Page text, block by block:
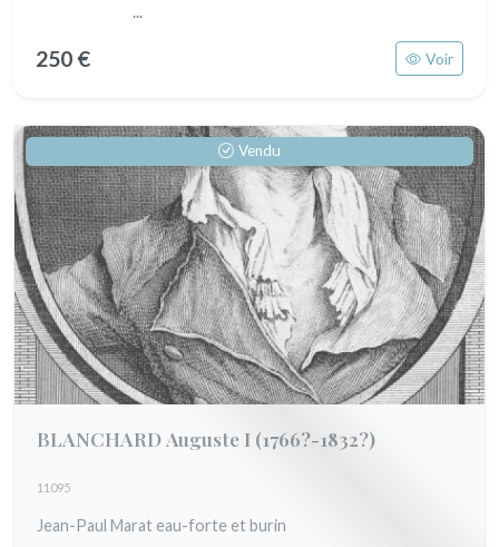
...
250 € Voir
Vendu
BLANCHARD Auguste I (1766?-1832?)
11095
Jean-Paul Marat eau-forte et burin